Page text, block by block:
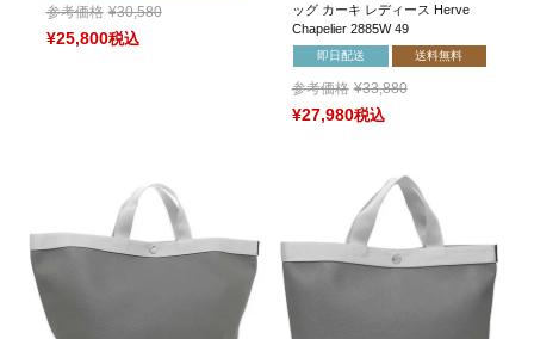
参考価格 ¥30,580
¥25,800税込
ッグ カーキ レディース Herve
Chapelier 2885W 49
即日配送 送料無料
参考価格 ¥33,880
¥27,980税込